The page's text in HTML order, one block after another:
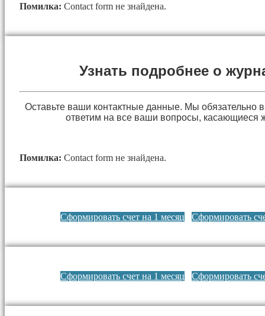
Помилка: Contact form не знайдена.
Узнать подробнее о
Оставьте ваши контактные данные. Мы обязательно
ответим на все ваши вопросы, касающиеся
Помилка: Contact form не знайдена.
Сформировать счет на 1 месяц Сформировать
Сформировать счет на 1 месяц Сформировать